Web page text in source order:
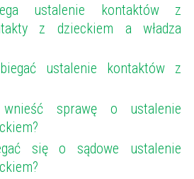
ustalenie kontaktów z
z dzieckiem a władza
ustalenie kontaktów z
sprawę o ustalenie
się o sądowe ustalenie